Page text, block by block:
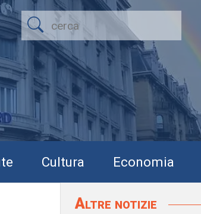
Cultura Economia
Altre notizie